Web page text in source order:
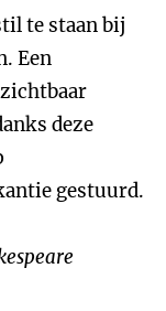
te staan bij
Een
deze
gestuurd.